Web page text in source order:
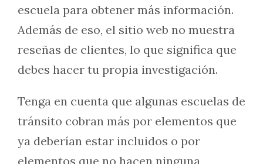
escuela para obtener más información.
Además de eso, el sitio web no muestra
reseñas de clientes, lo que significa que
debes hacer tu propia investigación.
Tenga en cuenta que algunas escuelas de
tránsito cobran más por elementos que
ya deberían estar incluidos o por
elementos que no hacen ninguna